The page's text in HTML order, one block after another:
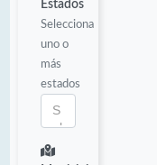
Estados
Selecciona
uno o
más
estados